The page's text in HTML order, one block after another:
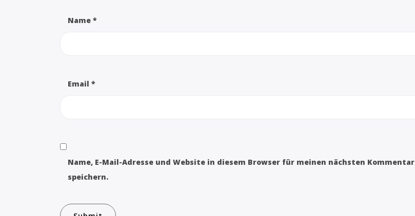
Name *
Email *
Name, E-Mail-Adresse und Website in diesem Browser für meinen nächsten Kommentar
speichern.